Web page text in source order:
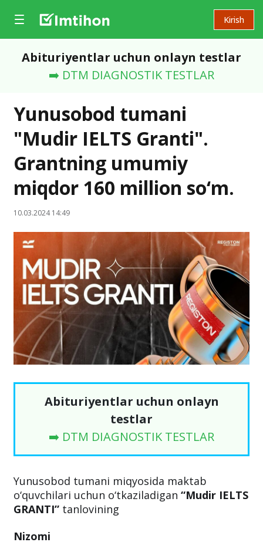
Kirish
Abituriyentlar uchun onlayn testlar
➡️ DTM DIAGNOSTIK TESTLAR
Yunusobod tumani
"Mudir IELTS Granti".
Grantning umumiy
miqdor 160 million so‘m.
10.03.2024 14:49
Abituriyentlar uchun onlayn
testlar
➡️ DTM DIAGNOSTIK TESTLAR
Yunusobod tumani miqyosida maktab
o‘quvchilari uchun o‘tkaziladigan “Mudir IELTS
GRANTI” tanlovining
Nizomi